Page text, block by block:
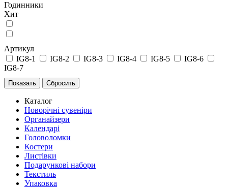
Годинники
Хит
Артикул
IG8-1
IG8-2 IG8-3 IG8-4 IG8-5
IG8-6
IG8-7
Каталог
Новорічні сувеніри
Органайзери
Календарі
Головоломки
Костери
Листівки
Подарункові набори
Текстиль
Упаковка